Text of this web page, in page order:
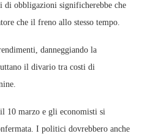
di obbligazioni significherebbe che
che il freno allo stesso tempo.
danneggiando la
il divario tra costi di
10 marzo e gli economisti si
I politici dovrebbero anche